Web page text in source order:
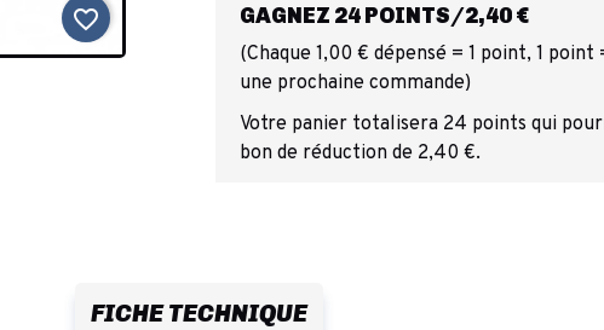
favorite_border GAGNEZ 24 POINTS/2,40 €
(Chaque 1,00 € dépensé = 1 point, 1
une prochaine commande)
Votre panier totalisera 24 points qui
bon de réduction de 2,40 €.
FICHE TECHNIQUE